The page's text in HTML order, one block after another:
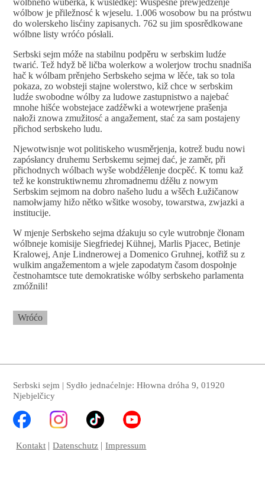
wólbow je přiležnosć k wjeselu. 1.006 wosobow bu na próstwu
do wolerskeho lisćiny zapisanych. 762 su jim sposrědkowane
wólbne listy wróćo pósłali.
Serbski sejm móže na stabilnu podpěru w serbskim ludźe
twarić. Tež hdyž bě ličba wolerkow a wolerjow trochu snadniša
hač k wólbam prěnjeho Serbskeho sejma w lěće, tak so tola
pokaza, zo wobsteji stajne wolerstwo, kiž chce w serbskim
ludźe swobodne wólby za ludowe zastupnistwo a najebać
mnohe hišće wobstejace zadźěwki a wotewrjene prašenja
nałoži znowa zmužitosć a angažement, stać za sam postajeny
přichod serbskeho ludu.
Njewotwisnje wot politiskeho wusměrjenja, kotrež budu nowi
zapósłancy druhemu Serbskemu sejmej dać, je zaměr, při
přichodnych wólbach wyše wobdźělenje docpěć. K tomu kaž
tež ke konstruktiwnemu zhromadnemu dźěłu z nowym
Serbskim sejmom na dobro našeho ludu a wšěch Łužičanow
namołwjamy hižo nětko wšitke wosoby, towarstwa, zwjazki a
institucije.
W mjenje Serbskeho sejma dźakuju so cyle wutrobnje čłonam
wólbneje komisije Siegfriedej Kühnej, Marlis Pjacec, Betinje
Kralowej, Anje Lindnerowej a Domenico Gruhnej, kotřiž su z
wulkim angažementom a wjele zapodatym časom dospołnje
čestnohamtsce tute demokratiske wólby serbskeho parlamenta
zmóžnili!
Wróćo
Serbski sejm | Sydło jednaćelnje: Hłowna dróha 9, 01920
Njebjelčicy
Kontakt Datenschutz Impressum